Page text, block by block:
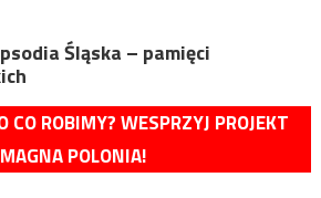
Śląska – pamięci
CO ROBIMY? WESPRZYJ PROJEKT
MAGNA POLONIA!